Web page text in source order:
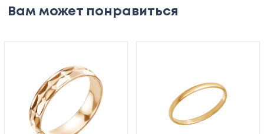
Вам может понравиться